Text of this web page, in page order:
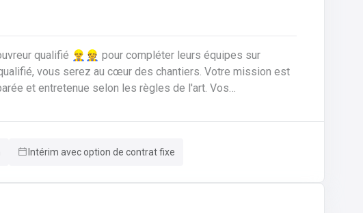
qualifié 👷‍♂️👷 pour compléter leurs équipes sur
et entretenue selon les règles de l'art. Vos
comme en rénovation.Réaliser les travaux de zinguerie :
de fuites, remplacement d'éléments).Garantir la
Intérim avec option de contrat fixe